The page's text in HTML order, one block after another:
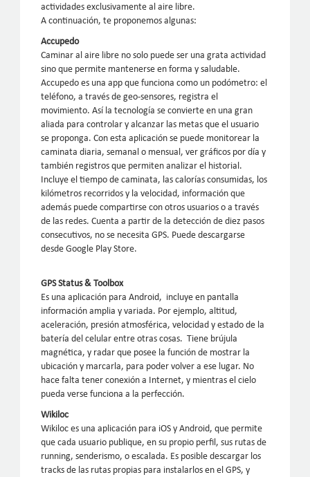
actividades exclusivamente al aire libre.
A continuación, te proponemos algunas:
Accupedo
Caminar al aire libre no solo puede ser una grata actividad
sino que permite mantenerse en forma y saludable.
Accupedo es una app que funciona como un podómetro: el
teléfono, a través de geo-sensores, registra el
movimiento. Así la tecnología se convierte en una gran
aliada para controlar y alcanzar las metas que el usuario
se proponga. Con esta aplicación se puede monitorear la
caminata diaria, semanal o mensual, ver gráficos por día y
también registros que permiten analizar el historial.
Incluye el tiempo de caminata, las calorías consumidas, los
kilómetros recorridos y la velocidad, información que
además puede compartirse con otros usuarios o a través
de las redes. Cuenta a partir de la detección de diez pasos
consecutivos, no se necesita GPS. Puede descargarse
desde Google Play Store.
GPS Status & Toolbox
Es una aplicación para Android, incluye en pantalla
información amplia y variada. Por ejemplo, altitud,
aceleración, presión atmosférica, velocidad y estado de la
batería del celular entre otras cosas. Tiene brújula
magnética, y radar que posee la función de mostrar la
ubicación y marcarla, para poder volver a ese lugar. No
hace falta tener conexión a Internet, y mientras el cielo
pueda verse funciona a la perfección.
Wikiloc
Wikiloc es una aplicación para iOS y Android, que permite
que cada usuario publique, en su propio perfil, sus rutas de
running, senderismo, o escalada. Es posible descargar los
tracks de las rutas propias para instalarlos en el GPS, y